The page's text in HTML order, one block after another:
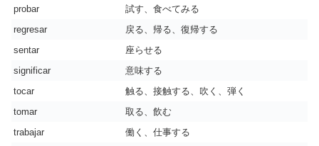
probar
試す、食べてみる
regresar
戻る、帰る、復帰する
sentar
座らせる
significar
意味する
tocar
触る、接触する、吹く、弾く
tomar
取る、飲む
trabajar
働く、仕事する